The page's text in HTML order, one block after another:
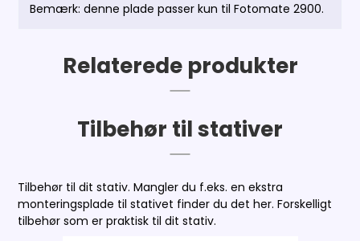
Bemærk: denne plade passer kun til Fotomate 2900.
Relaterede produkter
Tilbehør til stativer
Tilbehør til dit stativ. Mangler du f.eks. en ekstra
monteringsplade til stativet finder du det her. Forskelligt
tilbehør som er praktisk til dit stativ.